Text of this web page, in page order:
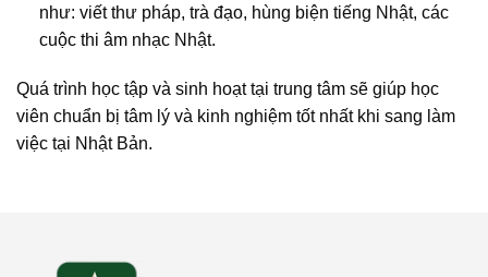
như: viết thư pháp, trà đạo, hùng biện tiếng Nhật, các
cuộc thi âm nhạc Nhật.
Quá trình học tập và sinh hoạt tại trung tâm sẽ giúp học
viên chuẩn bị tâm lý và kinh nghiệm tốt nhất khi sang làm
việc tại Nhật Bản.